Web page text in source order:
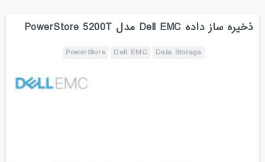
ذخیره ساز داده Dell EMC مدل PowerStore 5200T
Data Storage
Dell EMC
PowerStore